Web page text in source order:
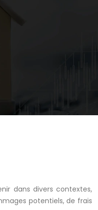
dans divers contextes,
potentiels, de frais